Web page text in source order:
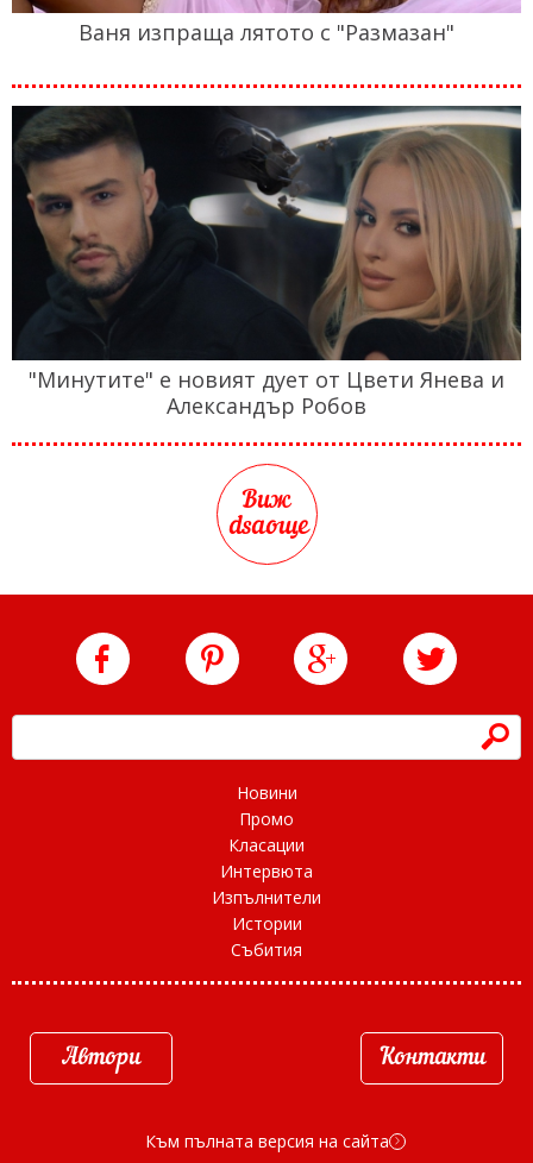
Ваня изпраща лятото с "Размазан"
"Минутите" е новият дует от Цвети Янева и
Александър Робов
Виж
dsaоще
h
Новини
Промо
Класации
Интервюта
Изпълнители
Истории
Събития
Автори Контакти
Към пълната версия на сайта d